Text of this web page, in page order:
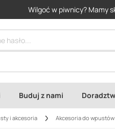
Wilgoć w piwnicy? Mamy
Buduj z nami
i akcesoria Akcesoria do wpustów